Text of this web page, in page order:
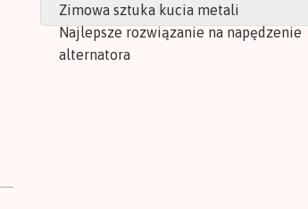
Zimowa sztuka kucia metali
Najlepsze rozwiązanie na napędzenie
alternatora